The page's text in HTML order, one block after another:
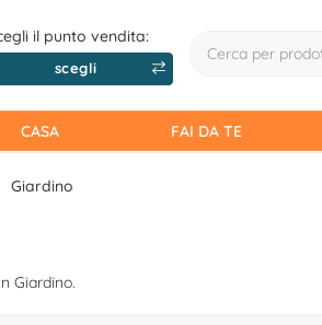
il punto vendita:
scegli
CASA FAI DA TE
Giardino
Giardino.